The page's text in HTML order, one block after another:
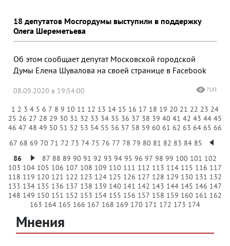
18 депутатов Мосгордумы выступили в поддержку
Олега Шереметьева
Об этом сообщает депутат Московской городской
Думы Елена Шувалова на своей странице в Facebook
08.09.2020 в 19:54:00 7183
1 2 3 4 5 6 7 8 9 10 11 12 13 14 15 16 17 18 19 20 21 22 23 24
25 26 27 28 29 30 31 32 33 34 35 36 37 38 39 40 41 42 43 44 45
46 47 48 49 50 51 52 53 54 55 56 57 58 59 60 61 62 63 64 65 66
67 68 69 70 71 72 73 74 75 76 77 78 79 80 81 82 83 84 85
86
87 88 89 90 91 92 93 94 95 96 97 98 99 100 101 102
103 104 105 106 107 108 109 110 111 112 113 114 115 116 117
118 119 120 121 122 123 124 125 126 127 128 129 130 131 132
133 134 135 136 137 138 139 140 141 142 143 144 145 146 147
148 149 150 151 152 153 154 155 156 157 158 159 160 161 162
163 164 165 166 167 168 169 170 171 172 173 174
Мнения